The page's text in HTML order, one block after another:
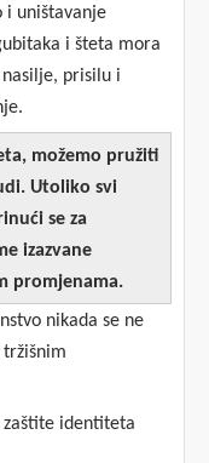
i uništavanje
i šteta mora
prisilu i
možemo pružiti
Utoliko svi
se za
izazvane
promjenama.
nikada se ne
identiteta